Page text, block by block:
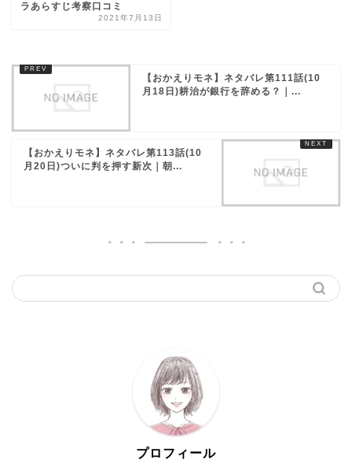
ラあらすじ考察口コミ
2021年7月13日
【おかえりモネ】ネタバレ第111話(10
月18日)耕治が銀行を辞める？｜...
【おかえりモネ】ネタバレ第113話(10
月20日)ついに判を押す新次｜朝...
プロフィール